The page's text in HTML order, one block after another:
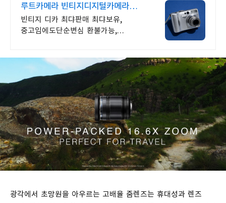
루트카메라 빈티지디지털카메라
빈티지 디카 디지털카메라
빈티지 디카 최댜판매 최댜보유,
중고임에도단순변심 환불가능,
광각에서 초망원을 아우르는 고배율 줌렌즈는 휴대성과 렌즈